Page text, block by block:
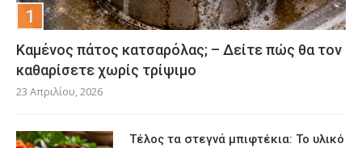
Καμένος πάτος κατσαρόλας; – Δείτε πώς θα τον
καθαρίσετε χωρίς τρίψιμο
23 Απριλίου, 2026
Τέλος τα στεγνά μπιφτέκια: Το υλικό